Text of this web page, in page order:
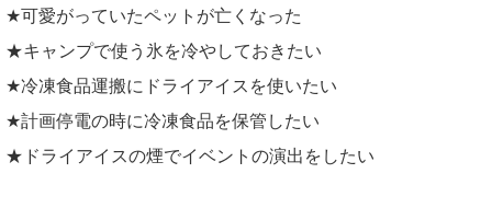
★可愛がっていたペットが亡くなった
★キャンプで使う氷を冷やしておきたい
★冷凍食品運搬にドライアイスを使いたい
★計画停電の時に冷凍食品を保管したい
★ドライアイスの煙でイベントの演出をしたい